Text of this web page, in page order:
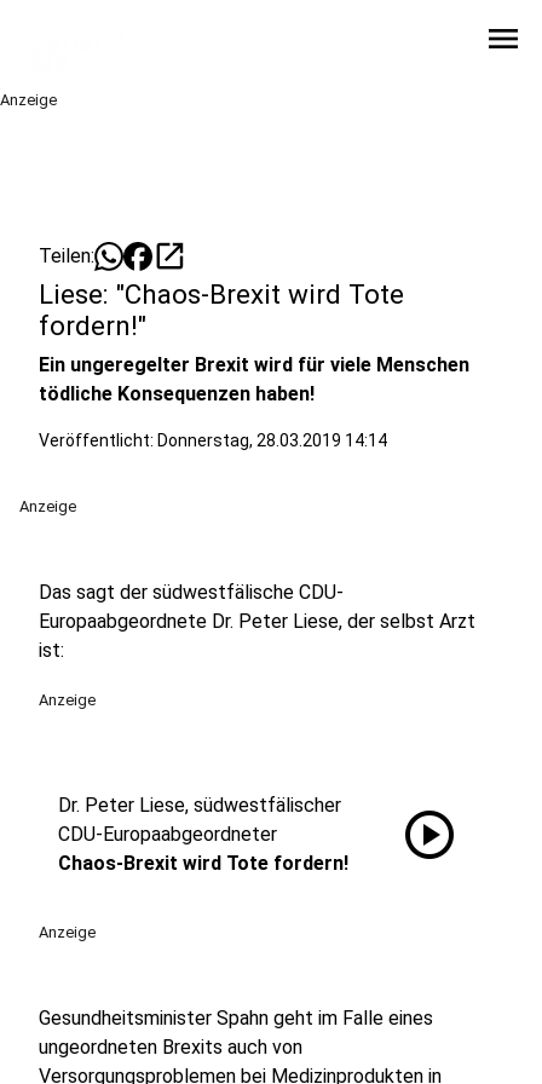
menu
Anzeige
Teilen: open_in_new
Liese: "Chaos-Brexit wird Tote
fordern!"
Ein ungeregelter Brexit wird für viele Menschen
tödliche Konsequenzen haben!
Veröffentlicht: Donnerstag, 28.03.2019 14:14
Anzeige
Das sagt der südwestfälische CDU-
Europaabgeordnete Dr. Peter Liese, der selbst Arzt
ist:
Anzeige
Dr. Peter Liese, südwestfälischer
CDU-Europaabgeordneter
Chaos-Brexit wird Tote fordern!
play_circle
Anzeige
Gesundheitsminister Spahn geht im Falle eines
ungeordneten Brexits auch von
Versorgungsproblemen bei Medizinprodukten in